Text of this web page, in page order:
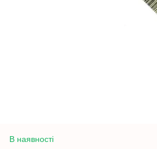
В наявності